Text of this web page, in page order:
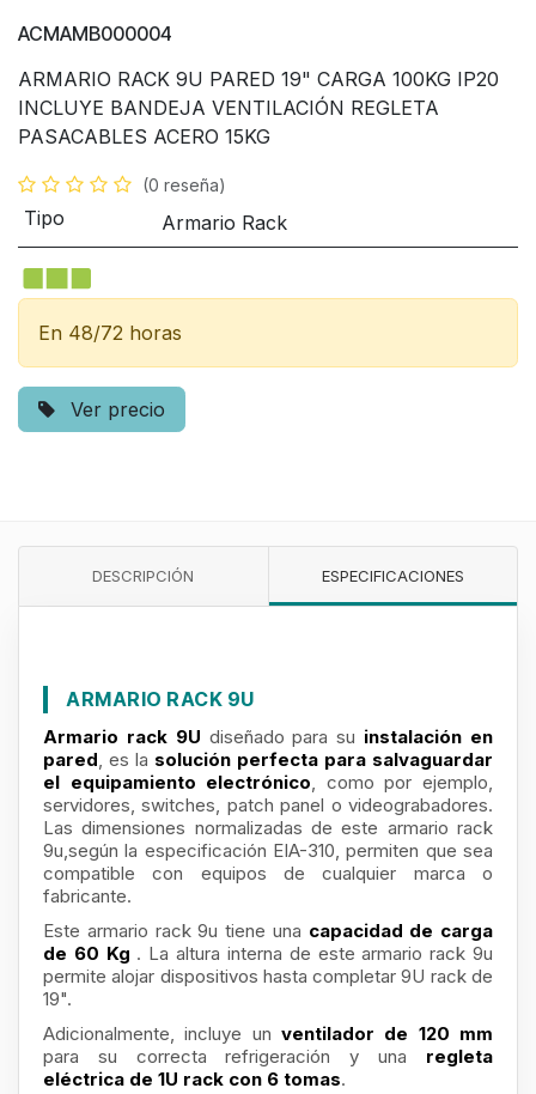
ACMAMB000004
ARMARIO RACK 9U PARED 19" CARGA 100KG IP20
INCLUYE BANDEJA VENTILACIÓN REGLETA
PASACABLES ACERO 15KG
(0 reseña)
Tipo Armario Rack
En 48/72 horas
Ver precio
DESCRIPCIÓN ESPECIFICACIONES
ARMARIO RACK 9U
Armario rack 9U diseñado para su instalación en
pared, es la solución perfecta para salvaguardar
el equipamiento electrónico, como por ejemplo,
servidores, switches, patch panel o videograbadores.
Las dimensiones normalizadas de este armario rack
9u,según la especificación EIA-310, permiten que sea
compatible con equipos de cualquier marca o
fabricante.
Este armario rack 9u tiene una capacidad de carga
de 60 Kg . La altura interna de este armario rack 9u
permite alojar dispositivos hasta completar 9U rack de
19".
Adicionalmente, incluye un ventilador de 120 mm
para su correcta refrigeración y una regleta
eléctrica de 1U rack con 6 tomas.